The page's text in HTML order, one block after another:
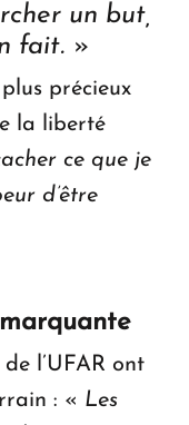
un but,
fait. »
précieux
la liberté
ce que je
d’être
l’UFAR ont
: « Les